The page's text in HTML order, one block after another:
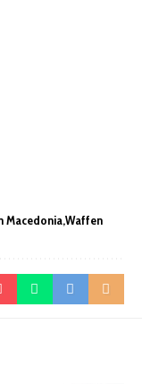
MacedoniaWaffen